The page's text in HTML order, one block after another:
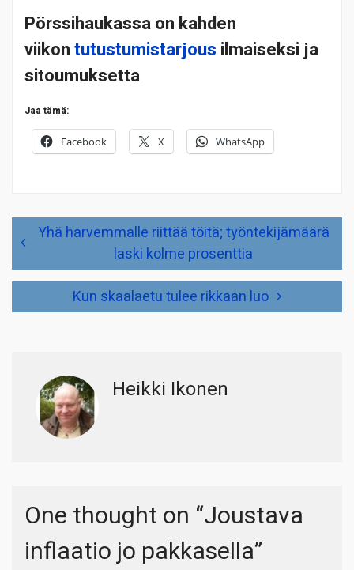
Pörssihaukassa on kahden
viikontutustumistarjous ilmaiseksi ja
sitoumuksetta
Jaa tämä:
Facebook X WhatsApp
Artikkelien
selausYhä harvemmalle riittää töitä; työntekijämäärä
laski kolme prosenttia
Kun skaalaetu tulee rikkaan luo
Heikki Ikonen
One thought on “Joustava
inflaatio jo pakkasella”